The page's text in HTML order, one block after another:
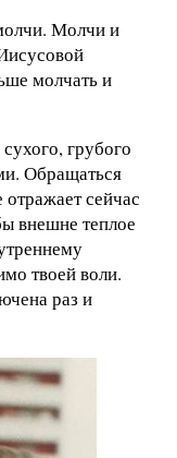
Молчи и
молчать и
грубого
Обращаться
сейчас
внешне теплое
твоей воли.
раз и